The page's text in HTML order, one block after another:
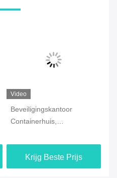
Video
Beveiligingskantoor
Containerhuis,
modulaire containerhuis
Krijg Beste Prijs